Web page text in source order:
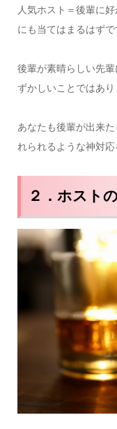
人気ホスト＝後輩に
にも当てはまるはずで
後輩が素晴らしい先
ずかしいことではあり
あなたも後輩が出来
れられるような神対応
２．ホスト